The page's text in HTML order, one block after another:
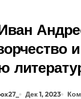
Дек 1, 2023